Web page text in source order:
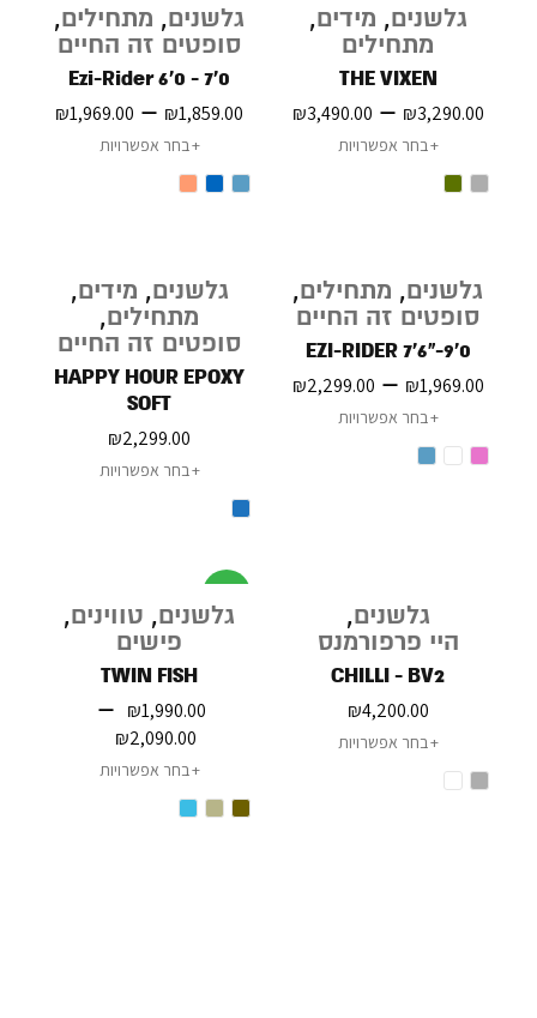
גלשנים, מידים,
מתחילים
THE VIXEN
₪3,290.00
–
₪3,490.00
בחר אפשרויות
גלשנים, מתחילים,
סופטים זה החיים
Ezi-Rider 6'0 - 7'0
₪1,859.00
–
₪1,969.00
בחר אפשרויות
גלשנים, מתחילים,
סופטים זה החיים
EZI-RIDER 7'6"-9'0
₪1,969.00
–
₪2,299.00
בחר אפשרויות
גלשנים, מידים,
מתחילים,
סופטים זה החיים
HAPPY HOUR EPOXY
SOFT
₪2,299.00
בחר אפשרויות
גלשנים,
היי פרפורמנס
CHILLI - BV2
₪4,200.00
בחר אפשרויות
גלשנים, טווינים,
פישים
TWIN FISH
₪1,990.00
–
₪2,090.00
בחר אפשרויות